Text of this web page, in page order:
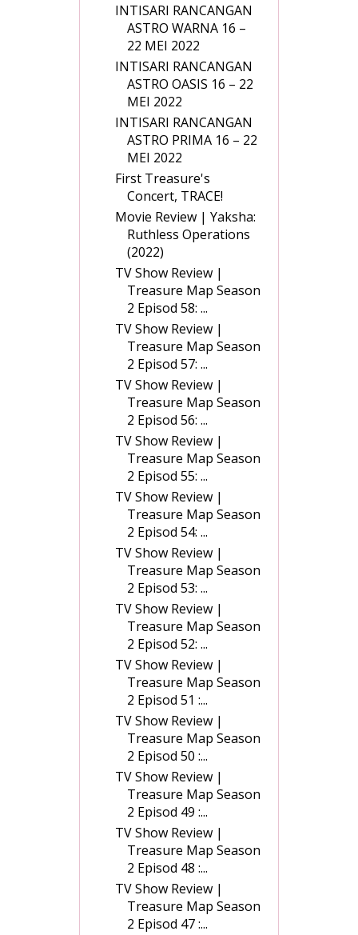
INTISARI RANCANGAN
ASTRO WARNA 16 –
22 MEI 2022
INTISARI RANCANGAN
ASTRO OASIS 16 – 22
MEI 2022
INTISARI RANCANGAN
ASTRO PRIMA 16 – 22
MEI 2022
First Treasure's
Concert, TRACE!
Movie Review | Yaksha:
Ruthless Operations
(2022)
TV Show Review |
Treasure Map Season
2 Episod 58: ...
TV Show Review |
Treasure Map Season
2 Episod 57: ...
TV Show Review |
Treasure Map Season
2 Episod 56: ...
TV Show Review |
Treasure Map Season
2 Episod 55: ...
TV Show Review |
Treasure Map Season
2 Episod 54: ...
TV Show Review |
Treasure Map Season
2 Episod 53: ...
TV Show Review |
Treasure Map Season
2 Episod 52: ...
TV Show Review |
Treasure Map Season
2 Episod 51 :...
TV Show Review |
Treasure Map Season
2 Episod 50 :...
TV Show Review |
Treasure Map Season
2 Episod 49 :...
TV Show Review |
Treasure Map Season
2 Episod 48 :...
TV Show Review |
Treasure Map Season
2 Episod 47 :...